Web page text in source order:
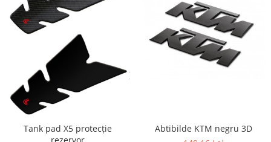
Tank pad X5 protecție
Abtibilde KTM negru 3D